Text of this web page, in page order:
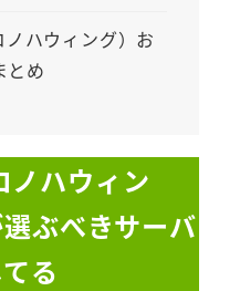
ハウィング）お
とめ
ハウィン
ぶべきサーバ
る